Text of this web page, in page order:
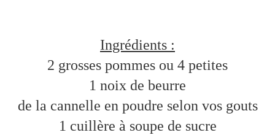
Ingrédients :
2 grosses pommes ou 4 petites
1 noix de beurre
de la cannelle en poudre selon vos gouts
1 cuillère à soupe de sucre